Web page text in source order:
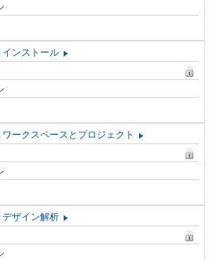
インストール
ワークスペースとプロジェクト
デザイン解析